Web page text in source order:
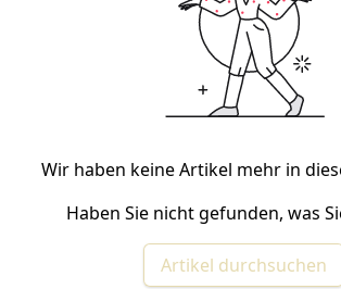
Wir haben keine Artikel mehr in
Haben Sie nicht gefunden, was
Artikel durchsuchen